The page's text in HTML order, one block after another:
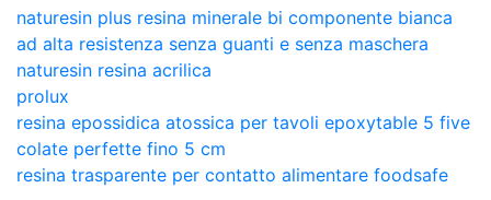
naturesin plus resina minerale bi componente bianca
ad alta resistenza senza guanti e senza maschera
naturesin resina acrilica
prolux
resina epossidica atossica per tavoli epoxytable 5 five
colate perfette fino 5 cm
resina trasparente per contatto alimentare foodsafe